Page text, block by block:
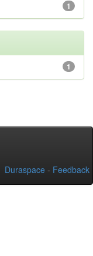
1
1
Duraspace - Feedback